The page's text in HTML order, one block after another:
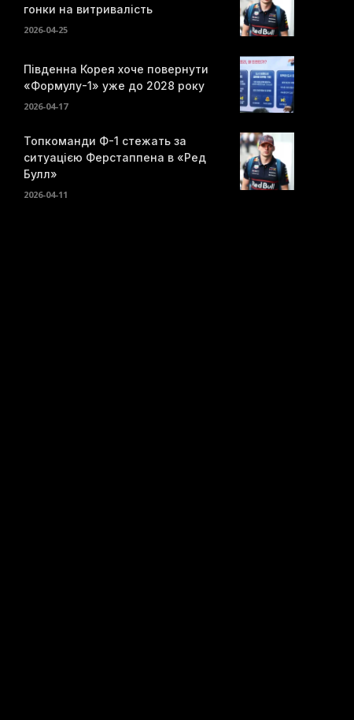
гонки на витривалість
2026-04-25
Південна Корея хоче повернути
«Формулу-1» уже до 2028 року
2026-04-17
Топкоманди Ф-1 стежать за
ситуацією Ферстаппена в «Ред
Булл»
2026-04-11